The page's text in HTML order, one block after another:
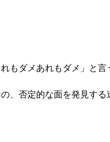
もダメあれもダメ」と言
、否定的な面を発見する